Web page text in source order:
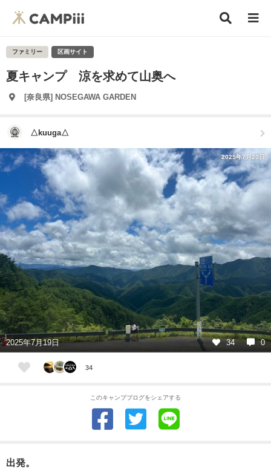
ファミリー 区画サイト
夏キャンプ 涼を求めて山奥へ
[奈良県] NOSEGAWA GARDEN
△kuuga△
2025年7月20日
2025年7月19日 34 0
34
このキャンプブログをシェアする
出発。